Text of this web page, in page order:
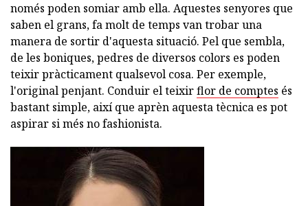
només poden somiar amb ella. Aquestes senyores que
saben el grans, fa molt de temps van trobar una
manera de sortir d'aquesta situació. Pel que sembla,
de les boniques, pedres de diversos colors es poden
teixir pràcticament qualsevol cosa. Per exemple,
l'original penjant. Conduir el teixirflor de comptes és
bastant simple, així que aprèn aquesta tècnica es pot
aspirar si més no fashionista.